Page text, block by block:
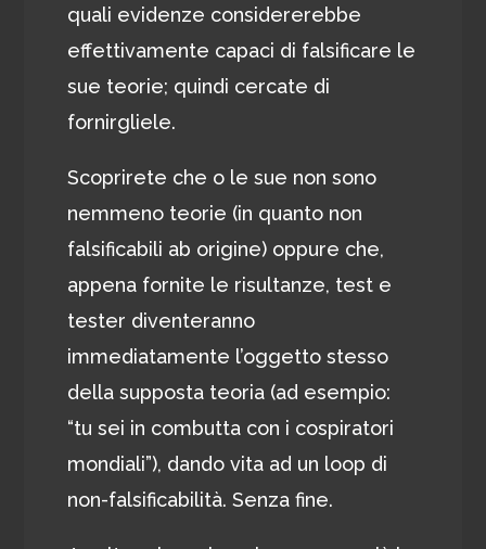
quali evidenze considererebbe
effettivamente capaci di falsificare le
sue teorie; quindi cercate di
fornirgliele.
Scoprirete che o le sue non sono
nemmeno teorie (in quanto non
falsificabili ab origine) oppure che,
appena fornite le risultanze, test e
tester diventeranno
immediatamente l’oggetto stesso
della supposta teoria (ad esempio:
“tu sei in combutta con i cospiratori
mondiali”), dando vita ad un loop di
non-falsificabilità. Senza fine.